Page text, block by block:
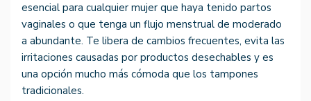
esencial para cualquier mujer que haya tenido partos
vaginales o que tenga un flujo menstrual de moderado
a abundante. Te libera de cambios frecuentes, evita las
irritaciones causadas por productos desechables y es
una opción mucho más cómoda que los tampones
tradicionales.